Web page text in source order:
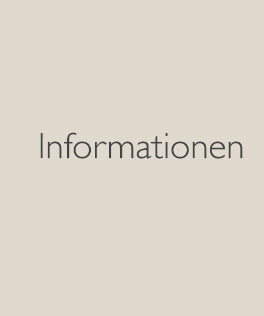
Informationen